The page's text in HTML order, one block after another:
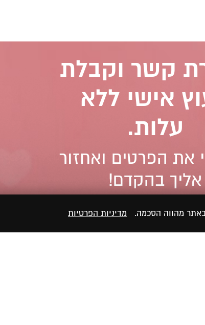
קשר וקבלת
אישי ללא
עלות.
את הפרטים ואחזור
אליך בהקדם!
מהווה הסכמה. מדיניות הפרטיות